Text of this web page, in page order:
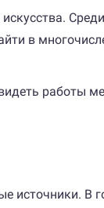
в
работы
В